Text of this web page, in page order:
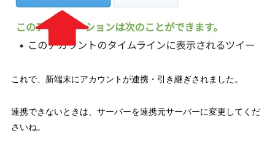
これで、新端末にアカウントが連携・引き継ぎされました。
連携できないときは、サーバーを連携元サーバーに変更してくだ
さいね。